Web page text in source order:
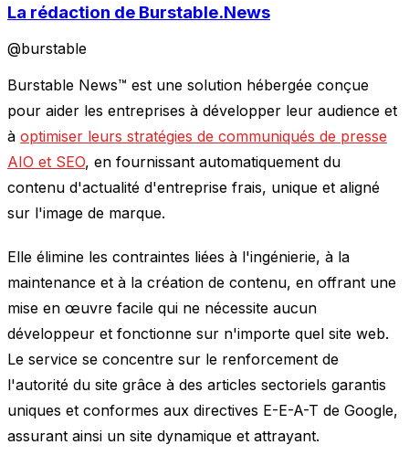
La rédaction de Burstable.News
@burstable
Burstable News™ est une solution hébergée conçue
pour aider les entreprises à développer leur audience et
à optimiser leurs stratégies de communiqués de presse
AIO et SEO, en fournissant automatiquement du
contenu d'actualité d'entreprise frais, unique et aligné
sur l'image de marque.
Elle élimine les contraintes liées à l'ingénierie, à la
maintenance et à la création de contenu, en offrant une
mise en œuvre facile qui ne nécessite aucun
développeur et fonctionne sur n'importe quel site web.
Le service se concentre sur le renforcement de
l'autorité du site grâce à des articles sectoriels garantis
uniques et conformes aux directives E-E-A-T de Google,
assurant ainsi un site dynamique et attrayant.